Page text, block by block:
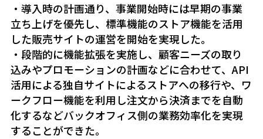
・導入時の計画通り、事業開始時には早期の事業
立ち上げを優先し、標準機能のストア機能を活用
した販売サイトの運営を開始を実現した。
・段階的に機能拡張を実施し、顧客ニーズの取り
込みやプロモーションの計画などに合わせて、API
活用による独自サイトによるストアへの移行や、ワ
ークフロー機能を利用し注文から決済までを自動
化するなどバックオフィス側の業務効率化を実現
することができた。